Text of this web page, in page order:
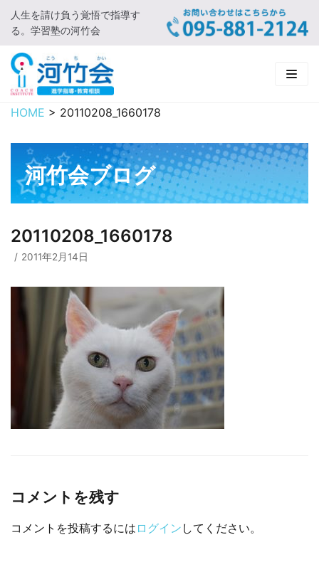
コ
ン
テ
ン
ツ
に
キ
プ
人生を請け負う覚悟で指導す
る。学習塾の河竹会
HOME
新着情報
□ お知らせ
河竹会について
□ 河竹会について
□ よくあるご質問
□ 小学部
□ 高校部
□ 有料体験指導
実 績
□ 2019年合格体験記
HOME > 20110208_1660178
河竹会ブログ
20110208_1660178
2011年2月14日
コメントを残す
コメントを投稿するには ログイン してください。